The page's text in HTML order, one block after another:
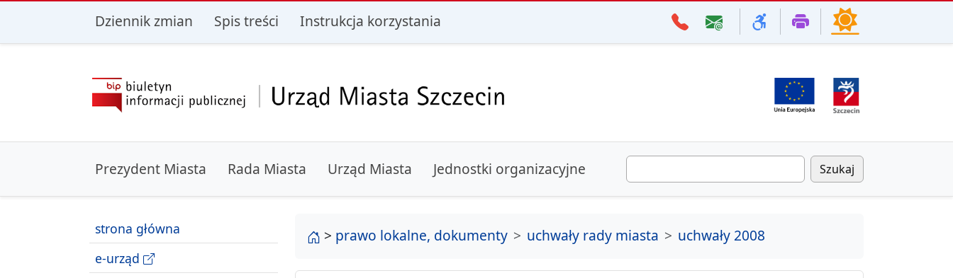
przejdź do głównego menu przejdź do treści
Dziennik zmian Spis treści Instrukcja korzystania
Prezydent Miasta Rada Miasta Urząd Miasta Jednostki organizacyjne Szukaj
strona główna
e-urząd
strona główna
> prawo lokalne, dokumenty uchwały rady miasta uchwały 2008